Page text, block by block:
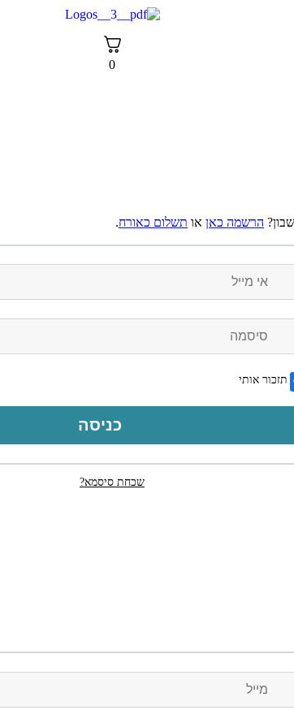
0
הרשמה כאן או תשלום כאורח.
תזכור אותי
כניסה
שכחת סיסמא?